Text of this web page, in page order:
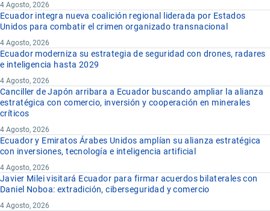
4 Agosto, 2026
Ecuador integra nueva coalición regional liderada por Estados
Unidos para combatir el crimen organizado transnacional
4 Agosto, 2026
Ecuador moderniza su estrategia de seguridad con drones, radares
e inteligencia hasta 2029
4 Agosto, 2026
Canciller de Japón arribara a Ecuador buscando ampliar la alianza
estratégica con comercio, inversión y cooperación en minerales
críticos
4 Agosto, 2026
Ecuador y Emiratos Árabes Unidos amplían su alianza estratégica
con inversiones, tecnología e inteligencia artificial
4 Agosto, 2026
Javier Milei visitará Ecuador para firmar acuerdos bilaterales con
Daniel Noboa: extradición, ciberseguridad y comercio
4 Agosto, 2026